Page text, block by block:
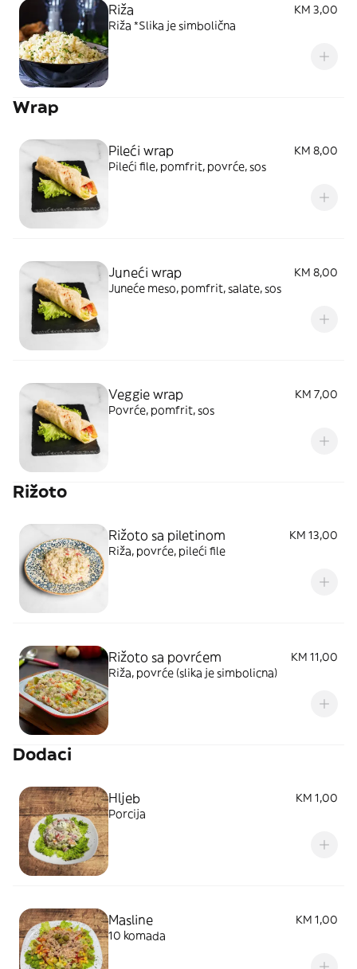
Riža
KM 3,00
Riža *Slika je simbolična
Wrap
Pileći wrap
KM 8,00
Pileći file, pomfrit, povrće, sos
Juneći wrap
KM 8,00
Juneće meso, pomfrit, salate, sos
Veggie wrap
KM 7,00
Povrće, pomfrit, sos
Rižoto
Rižoto sa piletinom
KM 13,00
Riža, povrće, pileći file
Rižoto sa povrćem
KM 11,00
Riža, povrće (slika je simbolicna)
Dodaci
Hljeb
KM 1,00
Porcija
Masline
KM 1,00
10 komada